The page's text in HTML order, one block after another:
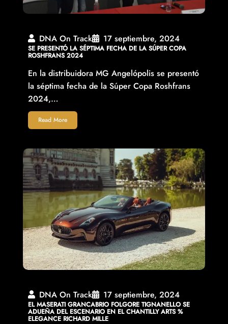
DNA On Track 17 septiembre, 2024
SE PRESENTÓ LA SÉPTIMA FECHA DE LA SÚPER COPA
ROSHFRANS 2024
En la distribuidora MG Angelópolis se presentó
la séptima fecha de la Súper Copa Roshfrans
2024,…
Read More
DNA On Track 17 septiembre, 2024
EL MASERATI GRANCABRIO FOLGORE TIGNANELLO SE
ADUEÑA DEL ESCENARIO EN EL CHANTILLY ARTS %
ELEGANCE RICHARD MILLE